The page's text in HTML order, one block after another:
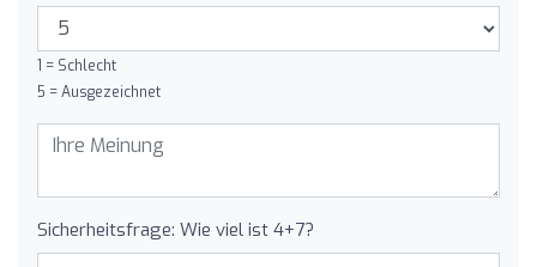
1 = Schlecht
5 = Ausgezeichnet
Sicherheitsfrage: Wie viel ist 4+7?